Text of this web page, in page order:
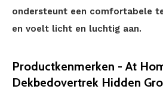
ondersteunt een comfortabele
en voelt licht en luchtig aan.
Productkenmerken - At
Dekbedovertrek Hidden